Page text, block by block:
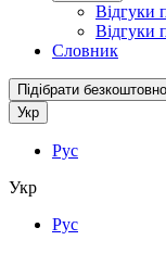
Відгуки
Відгуки
Словник
Підібрати безкоштовно
Укр
Рус
Укр
Рус